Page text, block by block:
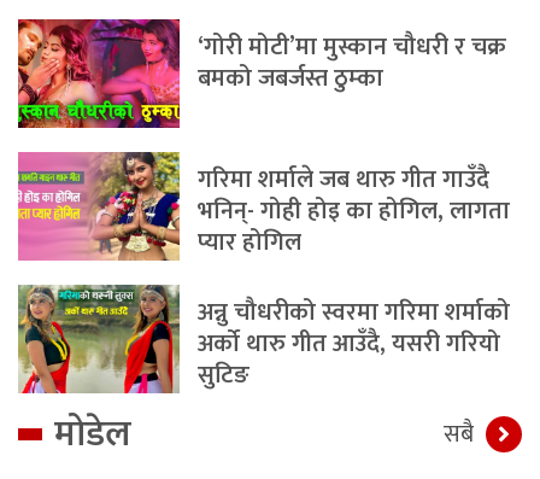
‘गोरी मोटी’मा मुस्कान चौधरी र चक्र
बमको जबर्जस्त ठुम्का
गरिमा शर्माले जब थारु गीत गाउँदै
भनिन्- गोही होइ का होगिल, लागता
प्यार होगिल
अन्नु चौधरीको स्वरमा गरिमा शर्माको
अर्को थारु गीत आउँदै, यसरी गरियो
सुटिङ
मोडेल सबै